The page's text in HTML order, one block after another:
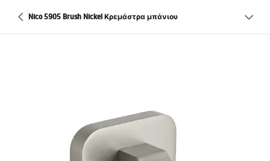
Nico 5905 Brush Nickel Κρεμάστρα μπάνιου